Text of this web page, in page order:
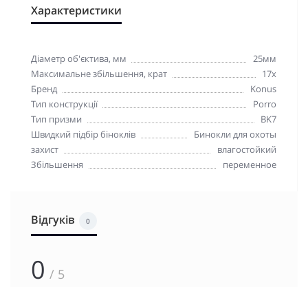
Характеристики
Діаметр об'єктива, мм
25мм
Максимальне збільшення, крат
17x
Бренд
Konus
Тип конструкції
Porro
Тип призми
BK7
Швидкий підбір біноклів
Бинокли для охоты
захист
влагостойкий
Збільшення
переменное
Відгуків 0
0 / 5